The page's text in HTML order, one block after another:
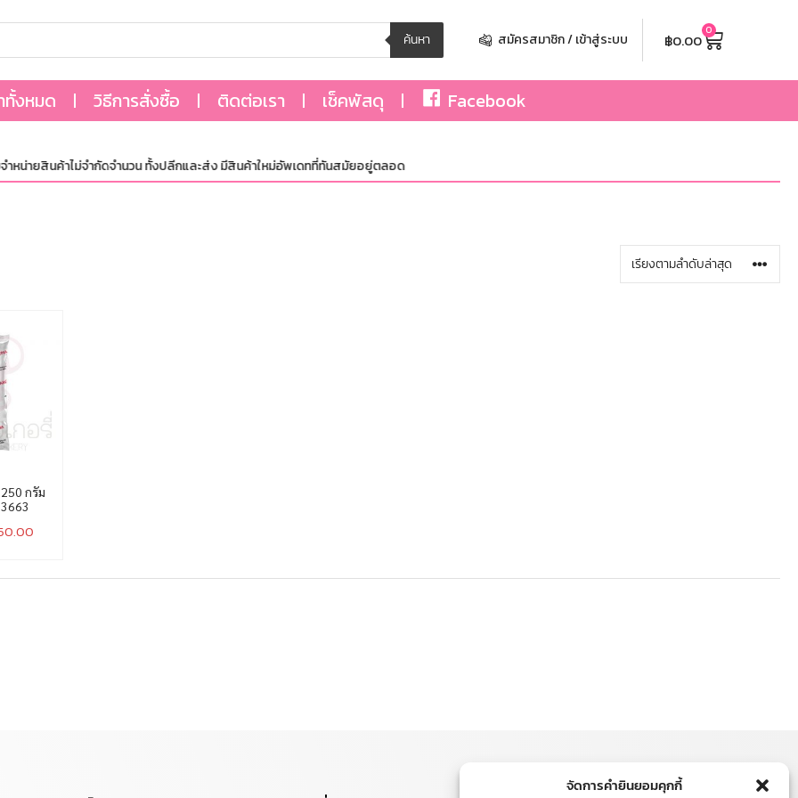
จัดการคำยินยอมคุกกี้
ค้นหา สมัครสมาชิก / เข้าสู่ระบบ ฿0.00 0
ทั้งหมด วิธีการสั่งซื้อ ติดต่อเรา เช็คพัสดุ Facebook
ยสินค้าไม่จำกัดจำนวน ทั้งปลีกและส่ง มีสินค้าใหม่อัพเดทที่ทันสมัยอยู่ตลอด
กรัม